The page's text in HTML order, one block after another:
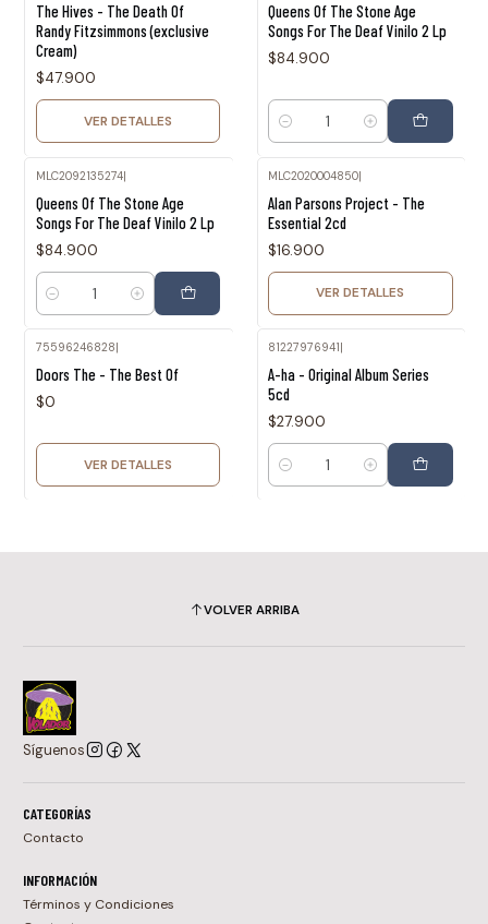
The Hives - The Death Of
Randy Fitzsimmons (exclusive
Cream)
$47.900
VER DETALLES
Queens Of The Stone Age
Songs For The Deaf Vinilo 2 Lp
$84.900
Cantidad
MLC2092135274|
Queens Of The Stone Age
Songs For The Deaf Vinilo 2 Lp
$84.900
Cantidad
MLC2020004850|
Alan Parsons Project - The
Essential 2cd
$16.900
VER DETALLES
75596246828
Doors The - The Best Of
$0
VER DETALLES
81227976941
A-ha - Original Album Series
5cd
$27.900
Cantidad
VOLVER ARRIBA
Síguenos
CATEGORÍAS
Contacto
INFORMACIÓN
Términos y Condiciones